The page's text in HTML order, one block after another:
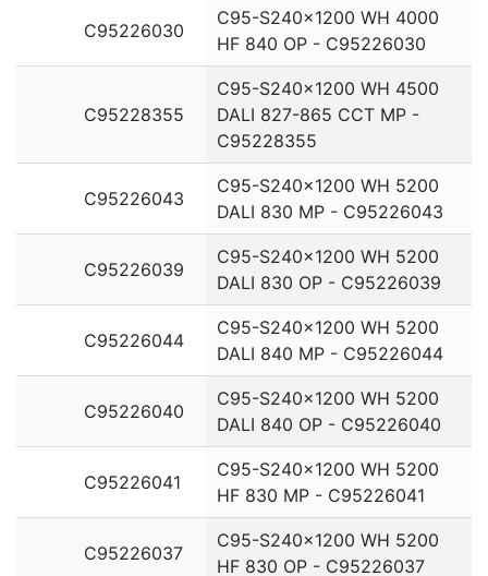
C95226030
C95-S240x1200 WH 4000
HF 840 OP - C95226030
C95228355
C95-S240x1200 WH 4500
DALI 827-865 CCT MP -
C95228355
C95226043
C95-S240x1200 WH 5200
DALI 830 MP - C95226043
C95226039
C95-S240x1200 WH 5200
DALI 830 OP - C95226039
C95226044
C95-S240x1200 WH 5200
DALI 840 MP - C95226044
C95226040
C95-S240x1200 WH 5200
DALI 840 OP - C95226040
C95226041
C95-S240x1200 WH 5200
HF 830 MP - C95226041
C95226037
C95-S240x1200 WH 5200
HF 830 OP - C95226037